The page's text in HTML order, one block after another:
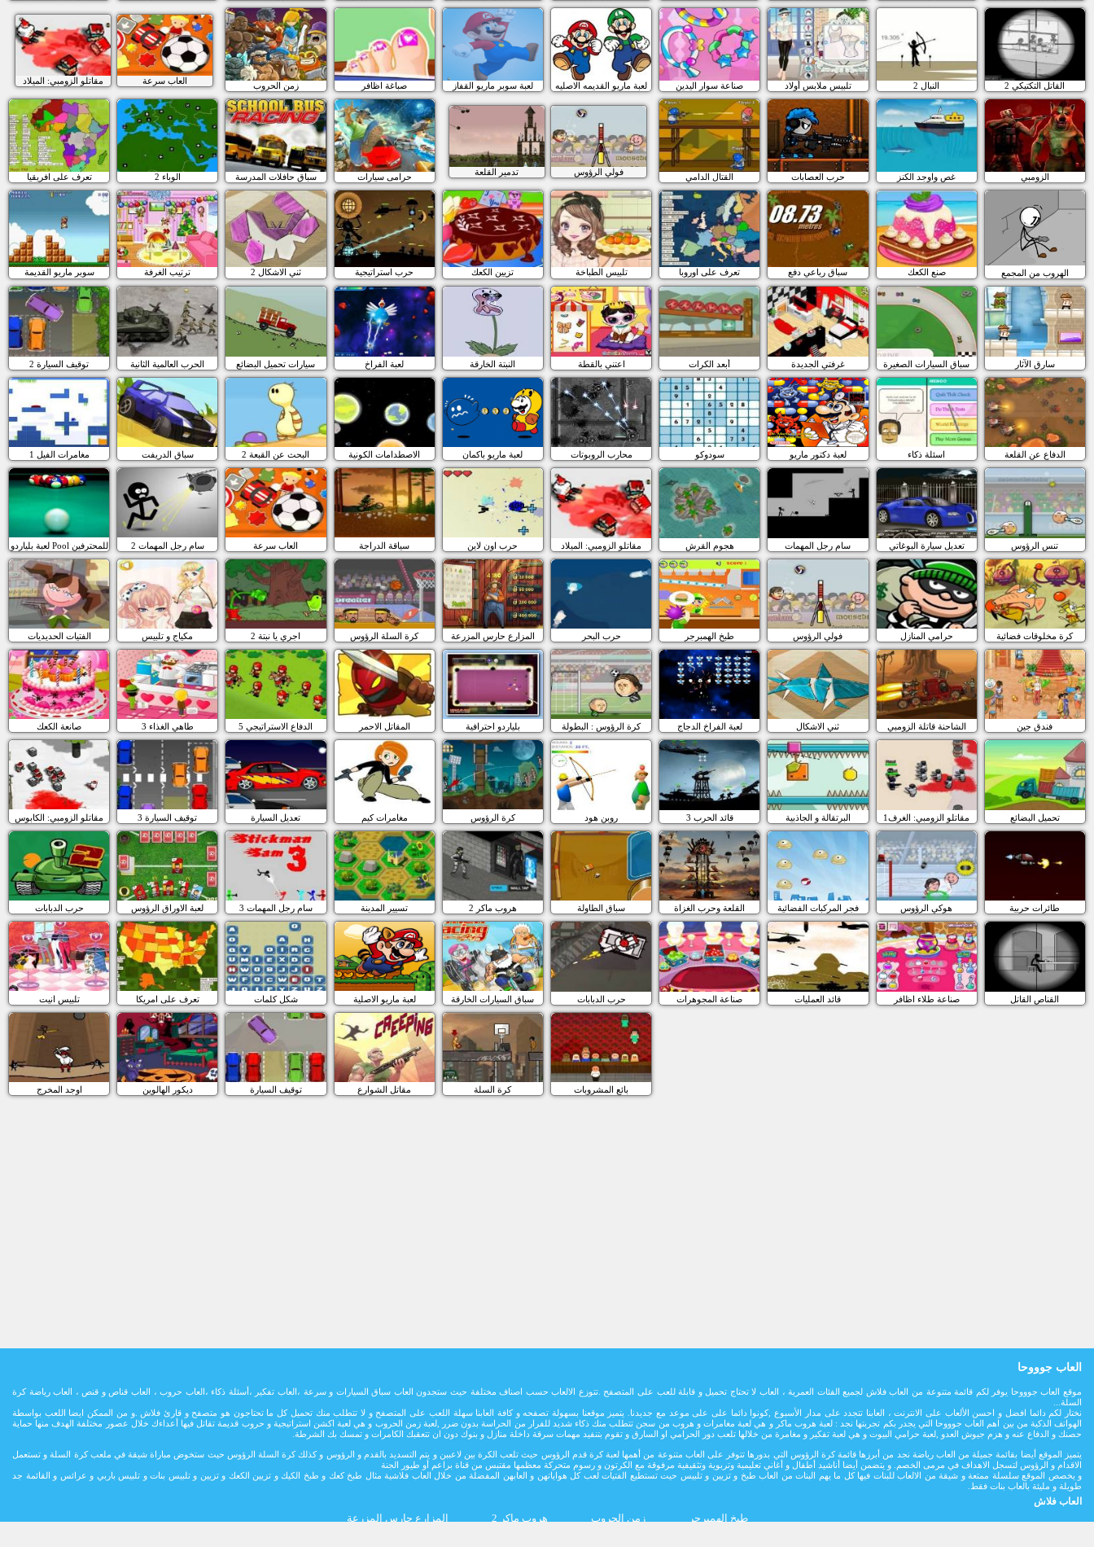
مقاتلو الزومبي: الميلاد العاب سرعة زمن الحروب صباغة اظافر لعبة سوبر ماريو القفاز لعبة ماريو القديمه الاصليه صناعة سوار اليدين تلبيس ملابس أولاد النبال 2 القاتل التكتيكي 2
تعرف على افريقيا الوباء 2 سباق حافلات المدرسة حرامى سيارات تدمير القلعة فولي الرؤوس القتال الدامي حرب العصابات غص واوجد الكنز الزومبي
سوبر ماريو القديمة ترتيب الغرفة ثني الاشكال 2 حرب استراتيجية تزيين الكعك تلبيس الطباخة تعرف على اوروبا سباق رباعي دفع صنع الكعك الهروب من المجمع
توقيف السيارة 2 الحرب العالمية الثانية سيارات تحميل البضائع لعبة الفراخ النبتة الخارقة اعتني بالقطة أبعد الكرات غرفتي الجديدة سباق السيارات الصغيرة سارق الآثار
مغامرات الفيل 1 سباق الدريفت البحث عن القبعة 2 الاصطدامات الكونية لعبة ماريو باكمان محارب الروبوتات سودوكو لعبة دكتور ماريو اسئلة ذكاء الدفاع عن القلعة
لعبة بلياردو Pool للمحترفين سام رجل المهمات 2 العاب سرعة سياقة الدراجة حرب اون لاين مقاتلو الزومبي: الميلاد هجوم القرش سام رجل المهمات تعديل سيارة البوغاتي تنس الرؤوس
الفتيات الحديديات مكياج و تلبيس اجري يا نبتة 2 كرة السلة الرؤوس المزارع حارس المزرعة حرب البحر طبخ الهمبرجر فولي الرؤوس حرامي المنازل كرة مخلوقات فضائية
صانعة الكعك طاهي الغذاء 3 الدفاع الاستراتيجي 5 المقاتل الاحمر بلياردو احترافية كرة الرؤوس : البطولة لعبة الفراخ الدجاج ثني الاشكال الشاحنة قاتلة الزومبي فندق جين
مقاتلو الزومبي: الكابوس 3 توقيف السيارة تعديل السيارة مغامرات كيم كرة الرؤوس روبن هود قائد الحرب 3 البرتقالة و الجاذبية مقاتلو الزومبي: الغرف1 تحميل البضائع
حرب الدبابات لعبة الاوراق الرؤوس سام رجل المهمات 3 تسيير المدينة هروب ماكر 2 سباق الطاولة القلعة وحرب الغزاة فجر المركبات الفضائية هوكي الرؤوس طائرات حربية
تلبيس انيت تعرف على امريكا شكل كلمات لعبة ماريو الاصلية سباق السيارات الخارقة حرب الدبابات صناعة المجوهرات قائد العمليات صناعة طلاء اظافر القناص القاتل
اوجد المخرج ديكور الهالوين توقيف السيارة مقاتل الشوارع كرة السلة بائع المشروبات
العاب جوووحا
موقع العاب جوووحا يوفر لكم قائمة متنوعة من العاب فلاش لجميع الفئات العمرية ، العاب لا تحتاج تحميل و قابلة للعب على المتصفح .تتوزع الالعاب حسب اصناف مختلفة حيث ستجدون العاب سباق السيارات و سرعة ،العاب تفكير ،أسئلة ذكاء ،العاب حروب ، العاب قناص و قنص ، العاب رياضة كرة
السلة...
نختار لكم دائما افضل و احسن الألعاب على الانترنت ، العابنا تتجدد على مدار اﻷسبوع ,كونوا دائما على على موعد مع جديدنا. يتميز موقعنا بسهولة تصفحه و كافة العابنا سهلة اللعب على المتصفح و لا تتطلب منك تحميل كل ما تحتاجون هو متصفح و قارئ فلاش .و من الممكن ايضا اللعب بواسطة
الهواتف الذكية من بين اهم العاب جوووحا التي يجدر بكم تجربتها نجد : لعبة هروب ماكر و هي لعبة مغامرات و هروب من سجن تتطلب منك ذكاء شديد للفرار من الحراسة بدون ضرر ,لعبة زمن الحروب و هي لعبة اكشن استراتيجية و حروب قديمة تقاتل فيها أعداءك خلال عصور مختلفة الهدف منها حماية
حصنك و الدفاع عنه و هزم جيوش العدو ,لعبة حرامي البيوت و هي لعبة تفكير و مغامرة من خلالها تلعب دور الحرامي او السارق و تقوم بتنفيد مهمات سرقة داخلة منازل و بنوك دون ان تتعقبك الكامرات و تمسك بك الشرطة.
يتميز الموقع أيضا بقائمة جميلة من العاب رياضة نجد من أبرزها قائمة كرة الرؤوس التي بدورها تتوفر على العاب متنوعة من أهمها لعبة كرة قدم الرؤوس حيث تلعب الكرة بين لاعببن و يتم التسديد بالقدم و الرؤوس و كذلك كرة السلة الرؤوس حيث ستخوض مباراة شيقة في ملعب كرة السلة و تستعمل
الاقدام و الرؤوس لتسجل الاهداف في مرمى الخصم. و يتضمن أيضا أناشيد أطفال و أغاني تعليمية وتربوية وتثقيفية مرفوقة مع الكرتون و رسوم متحركة معظمها مقتبس من قناة براعم أو طيور الجنة
و يخصص الموقع سلسلة ممتعة و شيقة من الالعاب للبنات فيها كل ما يهم البنات من العاب طبخ و تزيين و تلبيس حيت تستطيع الفتيات لعب كل هواياتهن و العابهن المفضلة من خلال العاب فلاشية مثال طبخ كعك و طبخ الكيك و تزيين الكعك و تزيين و تلبيس بنات و تلبيس باربي و عرائس و القائمة جد
طويلة و مليئة بالعاب بنات فقط.
العاب فلاش
طبخ الهمبرجر
زمن الحروب هروب ماكر 2 المزارع حارس المزرعة